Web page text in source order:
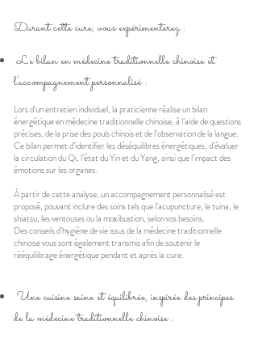
Durant cette cure, vous expérimenterez :
Le bilan en médecine traditionnelle chinoise et
l’accompagnement personnalisé :
Lors d’un entretien individuel, la praticienne réalise un bilan
énergétique en médecine traditionnelle chinoise, à l’aide de questions
précises, de la prise des pouls chinois et de l’observation de la langue.
Ce bilan permet d’identifier les déséquilibres énergétiques, d’évaluer
la circulation du Qi, l’état du Yin et du Yang, ainsi que l’impact des
émotions sur les organes.
À partir de cette analyse, un accompagnement personnalisé est
proposé, pouvant inclure des soins tels que l’acupuncture, le tuina, le
shiatsu, les ventouses ou la moxibustion, selon vos besoins.
Des conseils d’hygiène de vie issus de la médecine traditionnelle
chinoise vous sont également transmis afin de soutenir le
rééquilibrage énergétique pendant et après la cure.
Une cuisine saine et équilibrée, inspirée des principes
de la médecine traditionnelle chinoise :